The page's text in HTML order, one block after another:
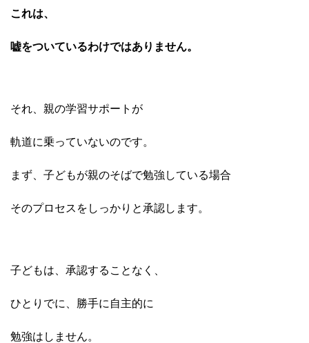
これは、
嘘をついているわけではありません。
それ、 親の学習サポートが
軌道に乗っていないのです。
まず、子どもが親のそばで勉強している場合
そのプロセスをしっかりと承認します。
子どもは、承認することなく、
ひとりでに、勝手に自主的に
勉強はしません。